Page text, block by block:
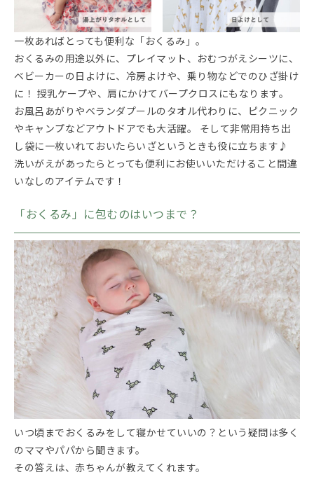
一枚あればとっても便利な「おくるみ」。
おくるみの用途以外に、プレイマット、おむつがえシーツに、
ベビーカーの日よけに、冷房よけや、乗り物などでのひざ掛け
に！ 授乳ケープや、肩にかけてバープクロスにもなります。
お風呂あがりやベランダプールのタオル代わりに、ピクニック
やキャンプなどアウトドアでも大活躍。 そして非常用持ち出
し袋に一枚いれておいたらいざというときも役に立ちます♪
洗いがえがあったらとっても便利にお使いいただけること間違
いなしのアイテムです！
「おくるみ」に包むのはいつまで？
いつ頃までおくるみをして寝かせていいの？という疑問は多く
のママやパパから聞きます。
その答えは、赤ちゃんが教えてくれます。